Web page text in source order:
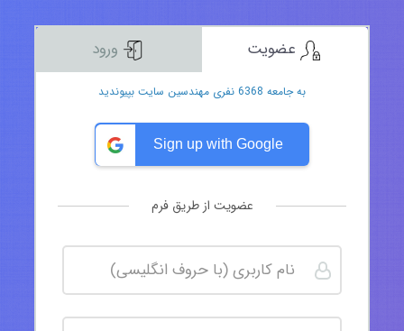
به جامعه 6368 نفری مهندسین سایت بپیوندید
Sign up with Google
عضویت از طریق فرم